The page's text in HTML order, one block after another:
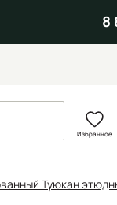
8
Избранное
Туюкан